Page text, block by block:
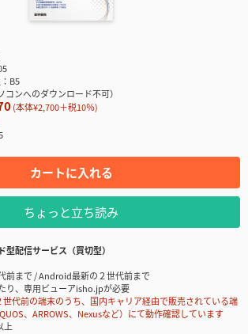
B5
コンへのダウンロード不可）
(本体¥2,700＋税10％)
カートに入れる
ちょっと立ち読み
型配信サービス（買切型）
前まで / Android最新の２世代前まで
り、専用ビューアisho.jpが必要
代前の端末のうち、国内キャリア経由で販売されている端
、ARROWS、Nexusなど）にて動作確認しています
上